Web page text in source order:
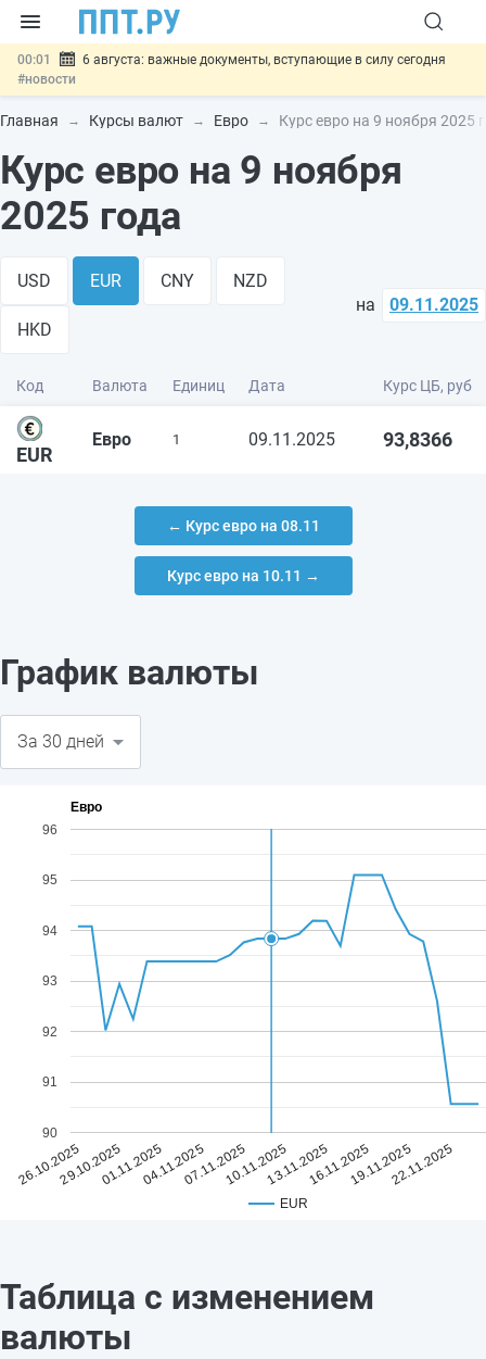
00:01
6 августа: важные документы, вступающие в силу сегодня
#новости
05.08 Обновили сообщения НПФ о договорах НПО и долгосрочных
сбережений#новости
гражданство: закон подписан
#новости
05.08
Систему страхования вкладов распространили на электронные
05.08
Важно
Подписан закон об упрощении госзакупок по 44-ФЗ
Главная Курсы валют Евро Курс евро на 9 ноября 2025
Курс евро на 9 ноября
2025 года
USD EUR CNY NZD
HKD
на 09.11.2025
Код Валюта Единиц Дата Курс ЦБ, руб
EUR
Евро 1 09.11.2025 93,8366
← Курс евро на 08.11
Курс евро на 10.11 →
График валюты
Евро
EUR
26.10.202529.10.202501.11.202504.11.202507.11.202510.11.202513.11.202516.11.202519.11.202522.11.2025
90
91
92
93
94
95
96
Таблица с изменением
валюты